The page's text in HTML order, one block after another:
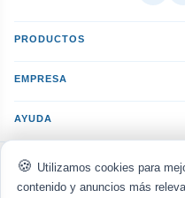
Utilizamos cookies para
contenido y anuncios más
PRODUCTOS
EMPRESA
AYUDA
ACEPTAMOS: VISA
Transferencia
Reembolso